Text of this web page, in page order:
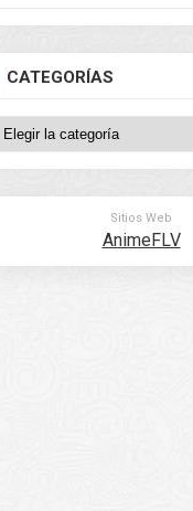
CATEGORÍAS
Categorías
Sitios Web
AnimeFLV